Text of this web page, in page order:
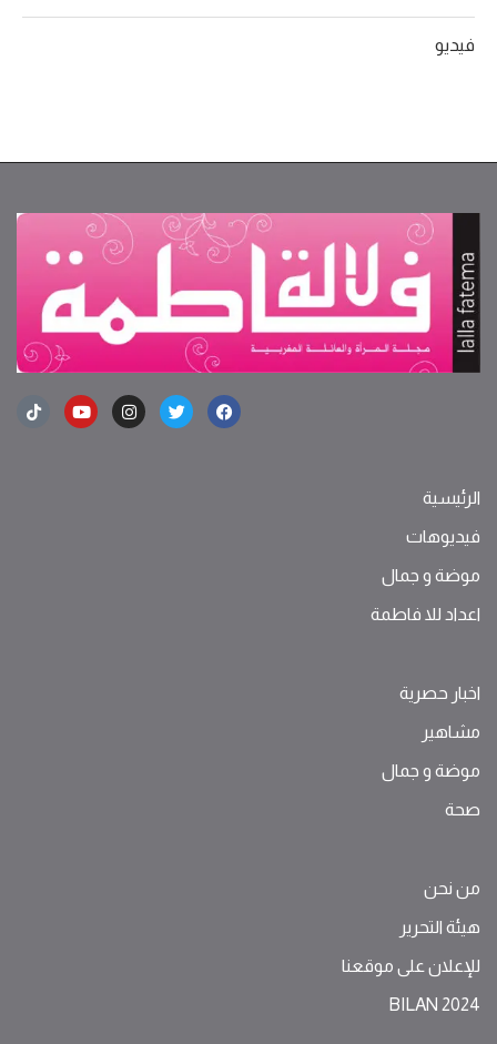
فيديو
الرئيسية
فيديوهات
موضة ‫و‬ ‫‬‫جمال‬
اعداد للا فاطمة
اخبار حصرية
مشاهير
موضة ‫و‬ ‫‬‫جمال‬
صحة
من نحن
هيئة التحرير
للإعلان على موقعنا
BILAN 2024